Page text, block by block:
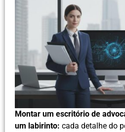
Montar um escritório de
um labirinto: cada detalhe do